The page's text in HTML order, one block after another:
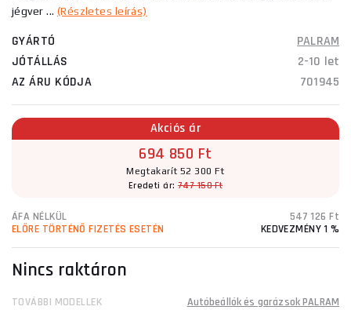
jégver ... (Részletes leírás)
GYÁRTÓ
PALRAM
JÓTÁLLÁS
2-10 let
AZ ÁRU KÓDJA
701945
Akciós ár
694 850 Ft
Megtakarít 52 300 Ft
Eredeti ár: 747 150 Ft
ÁFA NÉLKÜL
547 126 Ft
ELŐRE TÖRTÉNŐ FIZETÉS ESETÉN
KEDVEZMÉNY 1 %
Nincs raktáron
TOVÁBBI MODELLEK Autóbeállók és garázsok PALRAM